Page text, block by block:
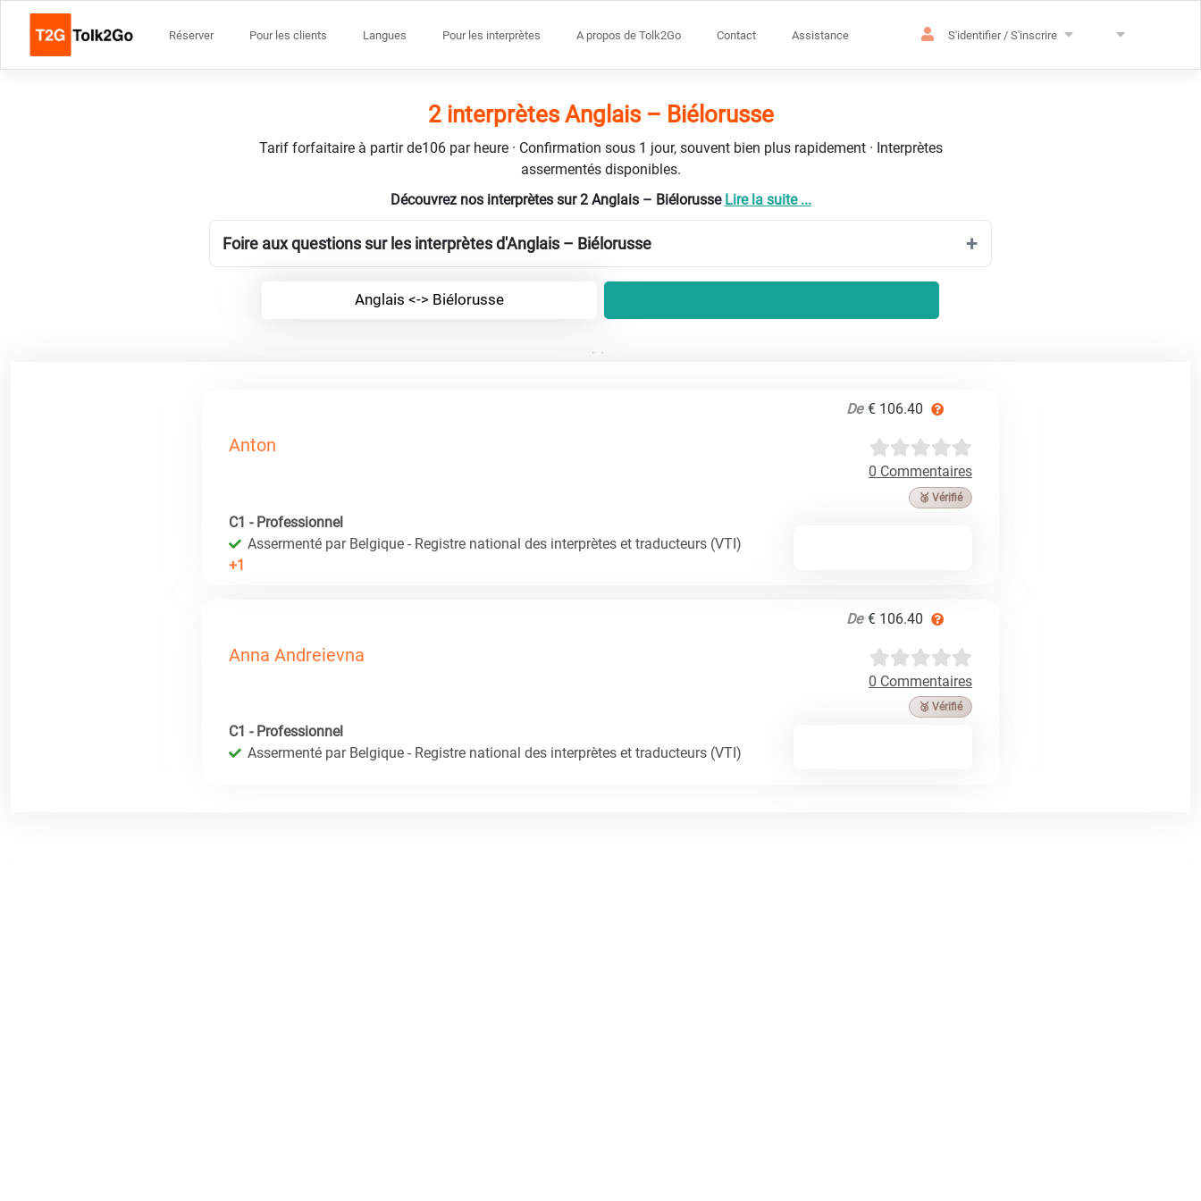
Réserver Pour les clients Langues Pour les interprètes A propos de Tolk2Go Contact Assistance S'identifier / S'inscrire
2 interprètes Anglais – Biélorusse
Tarif forfaitaire à partir de106 par heure · Confirmation sous 1 jour, souvent bien plus rapidement · Interprètes
assermentés disponibles.
Découvrez nos interprètes sur 2 Anglais – Biélorusse Lire la suite ...
Foire aux questions sur les interprètes d'Anglais – Biélorusse
Anglais <-> Biélorusse
De € 106.40
Anton
0 Commentaires
🥉 Vérifié
C1 - Professionnel
Assermenté par Belgique - Registre national des interprètes et traducteurs (VTI)
+1
De € 106.40
Anna Andreievna
0 Commentaires
🥉 Vérifié
C1 - Professionnel
Assermenté par Belgique - Registre national des interprètes et traducteurs (VTI)